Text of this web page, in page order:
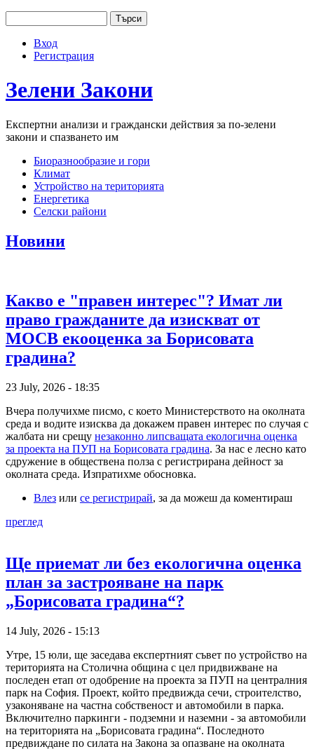
User menu
Вход
Регистрация
Зелени Закони
Експертни анализи и граждански действия за по-зелени
закони и спазването им
Биоразнообразие и гори
Климат
Устройство на територията
Енергетика
Селски райони
Новини
Какво е "правен интерес"? Имат ли
право гражданите да изискват от
МОСВ екооценка за Борисовата
градина?
23 July, 2026 - 18:35
Вчера получихме писмо, с което Министерството на околната
среда и водите изисква да докажем правен интерес по случая с
жалбата ни срещу незаконно липсващата екологична оценка
за проекта на ПУП на Борисовата градина. За нас е лесно като
сдружение в обществена полза с регистрирана дейност за
околната среда. Изпратихме обосновка.
Влез или се регистрирай, за да можеш да коментираш
преглед
Ще приемат ли без екологична оценка
план за застрояване на парк
„Борисовата градина“?
14 July, 2026 - 15:13
Утре, 15 юли, ще заседава експертният съвет по устройство на
територията на Столична община с цел придвижване на
последен етап от одобрение на проекта за ПУП на централния
парк на София. Проект, който предвижда сечи, строителство,
узаконяване на частна собственост и автомобили в парка.
Включително паркинги - подземни и наземни - за автомобили
на територията на „Борисовата градина“. Последното
предвиждане по силата на Закона за опазване на околната